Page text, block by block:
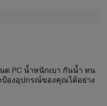
กันน้ำ ทน
ป้องอุปกรณ์ของคุณได้อย่าง
นกประสงค์